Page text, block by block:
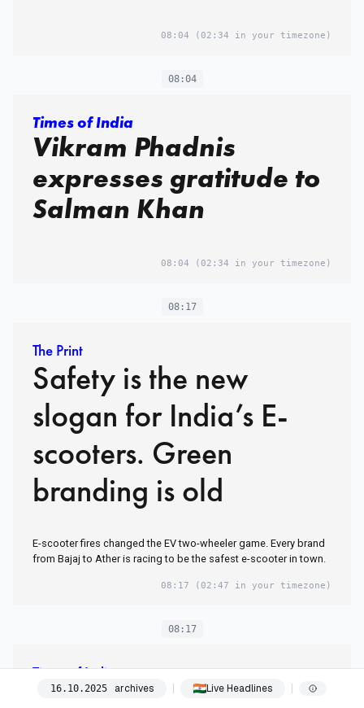
08:04 (02:34 in your timezone)
08:04
Times of India
Vikram Phadnis
expresses gratitude to
Salman Khan
08:04 (02:34 in your timezone)
08:17
The Print
Safety is the new
slogan for India’s E-
scooters. Green
branding is old
E-scooter fires changed the EV two-wheeler game. Every brand
from Bajaj to Ather is racing to be the safest e-scooter in town.
08:17 (02:47 in your timezone)
08:17
Times of India
16. 10.2025 archives Live Headlines